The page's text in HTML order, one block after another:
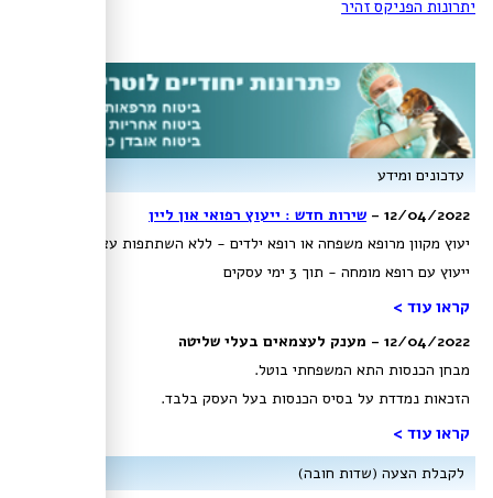
יתרונות הפניקס זהיר
עדכונים ומידע
12/04/2022 -
שירות חדש : ייעוץ רפואי און ליין
יעוץ מקוון מרופא משפחה או רופא ילדים - ללא השתתפות עצמית!,
ייעוץ עם רופא מומחה - תוך 3 ימי עסקים
קראו עוד >
12/04/2022 - מענק לעצמאים בעלי שליטה
מבחן הכנסות התא המשפחתי בוטל.
הזכאות נמדדת על בסיס הכנסות בעל העסק בלבד.
קראו עוד​ >
לקבלת הצעה (שדות חובה)